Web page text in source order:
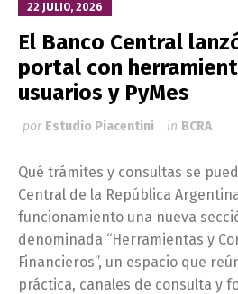
22 JULIO, 2026
El Banco Central
portal con
usuarios y PyMes
por Estudio Piacentini in BCRA
Qué trámites y consultas se
Central de la República
funcionamiento una nueva
denominada “Herramientas y
Financieros”, un espacio que
práctica, canales de consulta y